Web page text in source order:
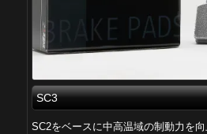
SC3
SC2をベースに中高温域の制動力を